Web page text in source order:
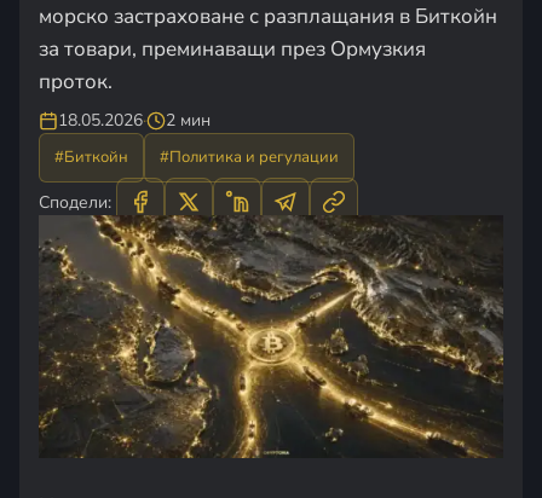
морско застраховане с разплащания в Биткойн
за товари, преминаващи през Ормузкия
проток.
18.05.2026· 2 мин
#Биткойн #Политика и регулации
Сподели: